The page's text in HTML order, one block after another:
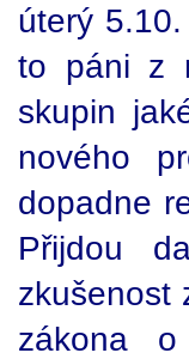
úterý
to páni z
skupin
nového
dopadne
Přijdou
zkušenost
zákona